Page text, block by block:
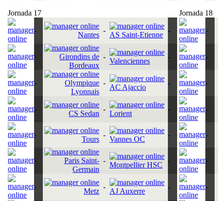
Jornada 17 Jornada 18
-
Nantes
-
AS Saint-Etienne
- -
-
Girondins de
Bordeaux
-
Valenciennes
- -
-
Olympique
Lyonnais
-
AC Ajaccio
- -
-
CS Sedan
-
Lorient
- -
-
Tours
-
Vannes OC
- -
-
Paris Saint-
Germain
-
Montpellier HSC
- -
-
Metz
-
AJ Auxerre
- -